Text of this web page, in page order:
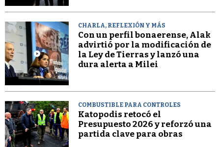
CHARLA, REFLEXIÓN Y MÁS
Con un perfil bonaerense, Alak
advirtió por la modificación de
la Ley de Tierras y lanzó una
dura alerta a Milei
COMBUSTIBLE PARA CONTROLES
Katopodis retocó el
Presupuesto 2026 y reforzó una
partida clave para obras